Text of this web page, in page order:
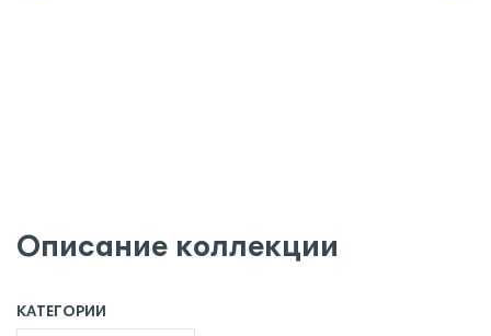
Описание коллекции
КАТЕГОРИИ